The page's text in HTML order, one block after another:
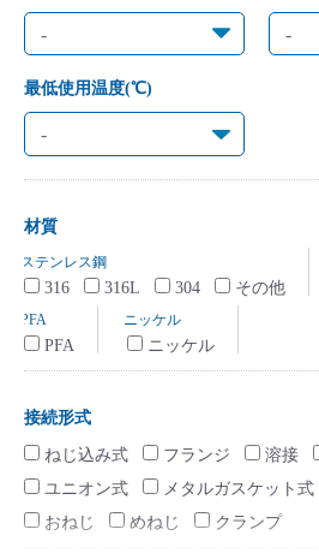
最低使用温度(℃)
材質
316 316L 304 その他
PFA ニッケル
接続形式
ねじ込み式 フランジ 溶接
ユニオン式
メタルガスケット式
おねじ
めねじ クランプ